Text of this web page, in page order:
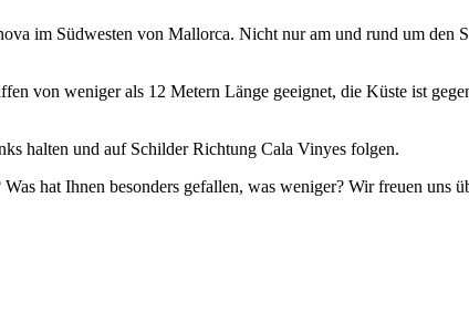
im Südwesten von Mallorca. Nicht nur am und rund um den
von weniger als 12 Metern Länge geeignet, die Küste ist
halten und auf Schilder Richtung Cala Vinyes folgen.
hat Ihnen besonders gefallen, was weniger? Wir freuen uns